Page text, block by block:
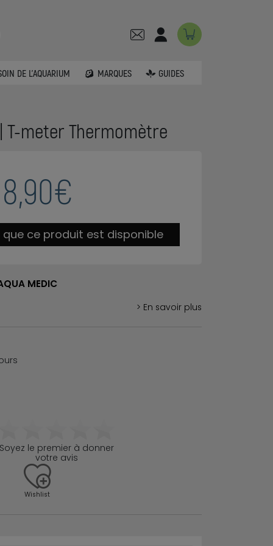
DE L'AQUARIUM MARQUES GUIDES
| T-meter Thermomètre
8,90€
ce produit est disponible
MEDIC
> En savoir plus
le premier à donner
votre avis
Wishlist